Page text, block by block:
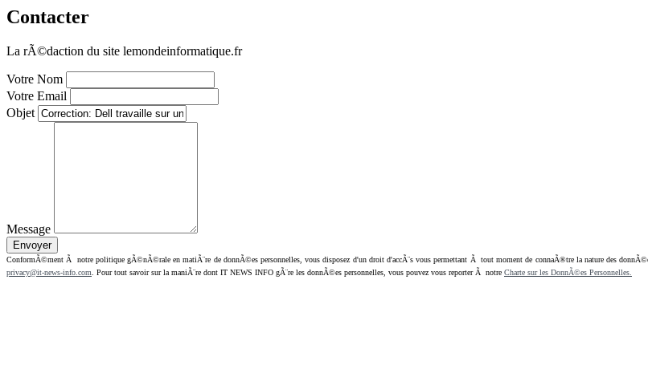
Contacter
La rÃ©daction du site lemondeinformatique.fr
Votre Nom
Votre Email
Objet
Message
ConformÃ©ment Ã notre politique gÃ©nÃ©rale en matiÃ¨re de donnÃ©es personnelles, vous disposez d'un droit d'accÃ¨s vous permettant Ã tout moment de connaÃ®tre la nature des
privacy@it-news-info.com . Pour tout savoir sur la maniÃ¨re dont IT NEWS INFO gÃ¨re les donnÃ©es personnelles, vous pouvez vous reporter Ã notre Charte sur les DonnÃ©es Personnelles.